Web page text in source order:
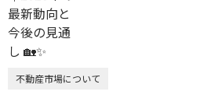
不動産市場について